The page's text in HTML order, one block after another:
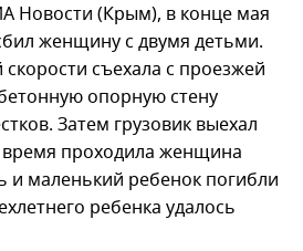
Новости (Крым), в конце мая
женщину с двумя детьми.
съехала с проезжей
опорную стену
Затем грузовик выехал
время проходила женщина
и маленький ребенок погибли
ребенка удалось